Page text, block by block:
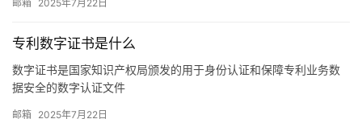
邮箱 2025年7月22日
专利数字证书是什么
数字证书是国家知识产权局颁发的用于身份认证和保障专利业务数
据安全的数字认证文件
邮箱 2025年7月22日